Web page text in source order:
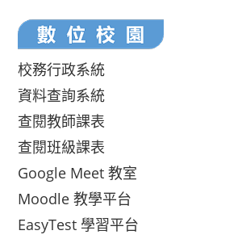
校務行政系統
資料查詢系統
查閱教師課表
查閱班級課表
Google Meet 教室
Moodle 教學平台
EasyTest 學習平台